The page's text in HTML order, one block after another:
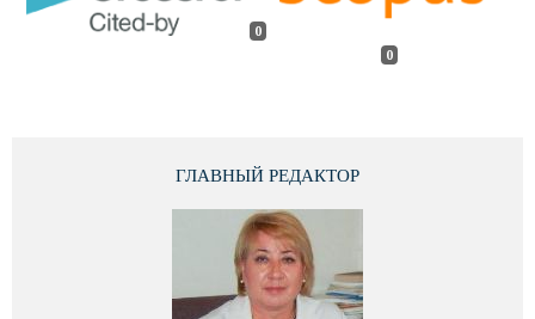
0
0
ГЛАВНЫЙ РЕДАКТОР